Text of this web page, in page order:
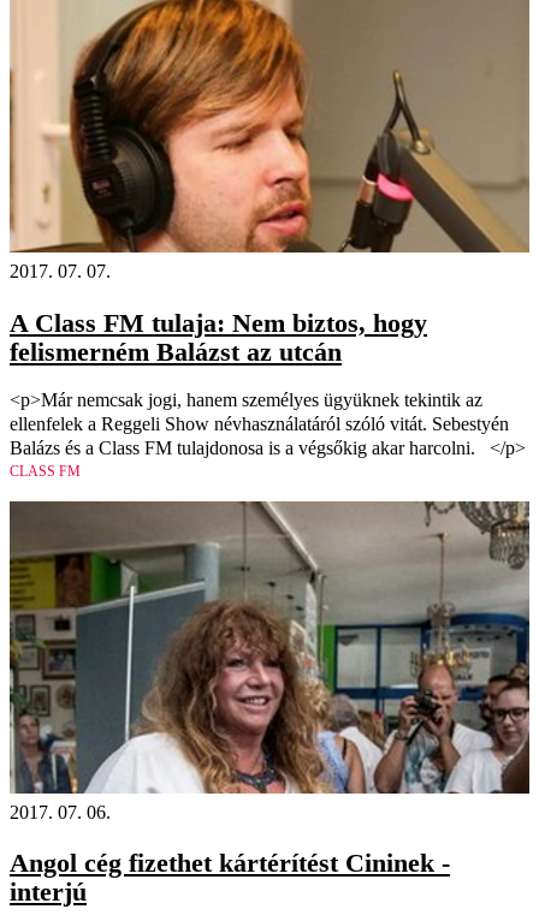
2017. 07. 07.
A Class FM tulaja: Nem biztos, hogy
felismerném Balázst az utcán
<p>Már nemcsak jogi, hanem személyes ügyüknek tekintik az
ellenfelek a Reggeli Show névhasználatáról szóló vitát. Sebestyén
Balázs és a Class FM tulajdonosa is a végsőkig akar harcolni. </p>
CLASS FM
2017. 07. 06.
Angol cég fizethet kártérítést Cininek -
interjú